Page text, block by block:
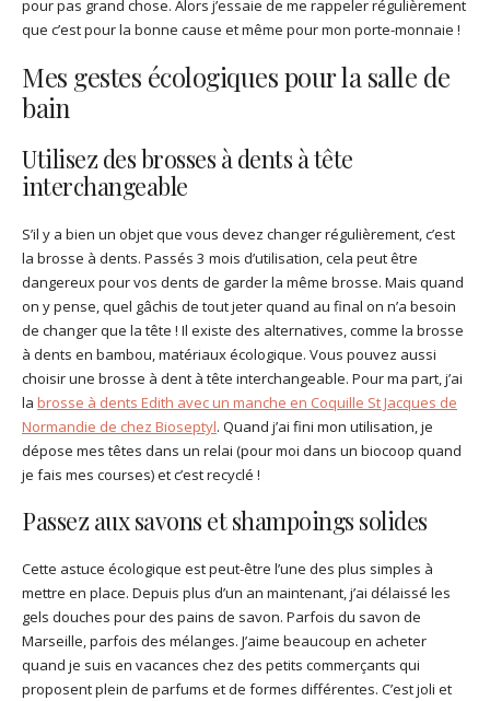
pour pas grand chose. Alors j’essaie de me rappeler régulièrement
que c’est pour la bonne cause et même pour mon porte-monnaie !
Mes gestes écologiques pour la salle de
bain
Utilisez des brosses à dents à tête
interchangeable
S’il y a bien un objet que vous devez changer régulièrement, c’est
la brosse à dents. Passés 3 mois d’utilisation, cela peut être
dangereux pour vos dents de garder la même brosse. Mais quand
on y pense, quel gâchis de tout jeter quand au final on n’a besoin
de changer que la tête ! Il existe des alternatives, comme la brosse
à dents en bambou, matériaux écologique. Vous pouvez aussi
choisir une brosse à dent à tête interchangeable. Pour ma part, j’ai
la brosse à dents Edith avec un manche en Coquille St Jacques de
Normandie de chez Bioseptyl. Quand j’ai fini mon utilisation, je
dépose mes têtes dans un relai (pour moi dans un biocoop quand
je fais mes courses) et c’est recyclé !
Passez aux savons et shampoings solides
Cette astuce écologique est peut-être l’une des plus simples à
mettre en place. Depuis plus d’un an maintenant, j’ai délaissé les
gels douches pour des pains de savon. Parfois du savon de
Marseille, parfois des mélanges. J’aime beaucoup en acheter
quand je suis en vacances chez des petits commerçants qui
proposent plein de parfums et de formes différentes. C’est joli et